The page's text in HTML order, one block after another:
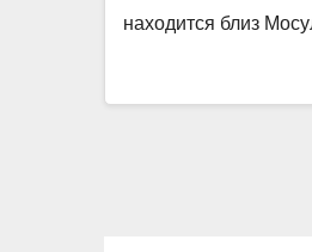
находится близ